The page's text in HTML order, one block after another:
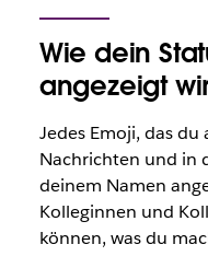
Wie dein
angezeigt
Jedes Emoji, das du
Nachrichten und in
deinem Namen
Kolleginnen und
können, was du